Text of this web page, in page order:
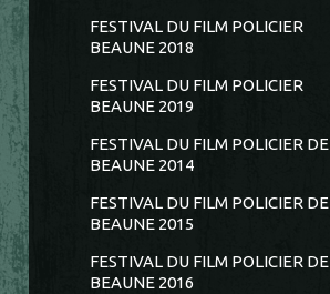
FESTIVAL DU FILM POLICIER
BEAUNE 2018
FESTIVAL DU FILM POLICIER
BEAUNE 2019
FESTIVAL DU FILM POLICIER DE
BEAUNE 2014
FESTIVAL DU FILM POLICIER DE
BEAUNE 2015
FESTIVAL DU FILM POLICIER DE
BEAUNE 2016